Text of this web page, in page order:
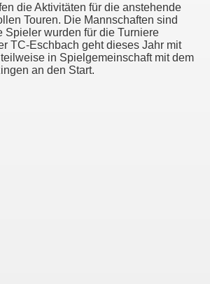
die Aktivitäten für die anstehende
Touren. Die Mannschaften sind
Spieler wurden für die Turniere
TC-Eschbach geht dieses Jahr mit
in Spielgemeinschaft mit dem
an den Start.